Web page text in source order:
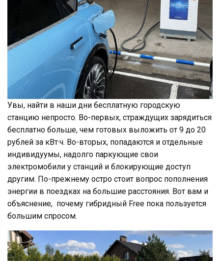
Увы, найти в наши дни бесплатную городскую
станцию непросто. Во-первых, страждущих зарядиться
бесплатно больше, чем готовых выложить от 9 до 20
рублей за кВт·ч. Во-вторых, попадаются и отдельные
индивидуумы, надолго паркующие свои
электромобили у станций и блокирующие доступ
другим. По-прежнему остро стоит вопрос пополнения
энергии в поездках на большие расстояния. Вот вам и
объяснение, почему гибридный Free пока пользуется
большим спросом.